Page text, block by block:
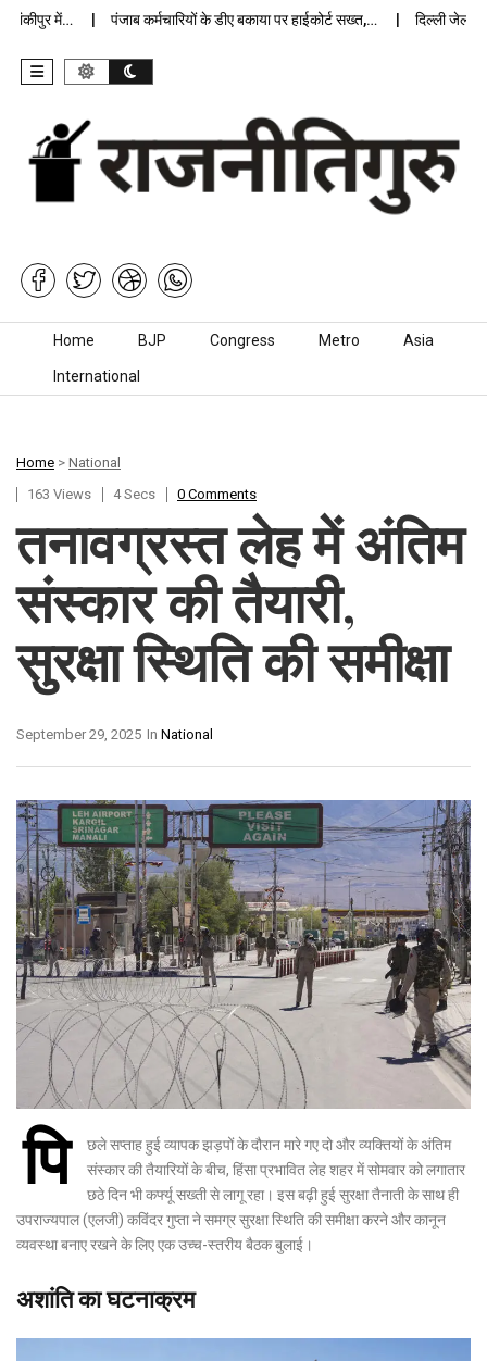
में… पंजाब कर्मचारियों के डीए बकाया पर हाईकोर्ट सख्त,… दिल्ली जेलों में
Skip to content
Home BJP Congress Metro Asia
International
Home > National
163 Views
4 Secs 0 Comments
तनावग्रस्त लेह में अंतिम
संस्कार की तैयारी,
सुरक्षा स्थिति की समीक्षा
In National
September 29, 2025
पि
छले सप्ताह हुई व्यापक झड़पों के दौरान मारे गए दो और व्यक्तियों के अंतिम
संस्कार की तैयारियों के बीच, हिंसा प्रभावित लेह शहर में सोमवार को लगातार
छठे दिन भी कर्फ्यू सख्ती से लागू रहा। इस बढ़ी हुई सुरक्षा तैनाती के साथ ही
उपराज्यपाल (एलजी) कविंदर गुप्ता ने समग्र सुरक्षा स्थिति की समीक्षा करने और कानून
व्यवस्था बनाए रखने के लिए एक उच्च-स्तरीय बैठक बुलाई।
अशांति का घटनाक्रम